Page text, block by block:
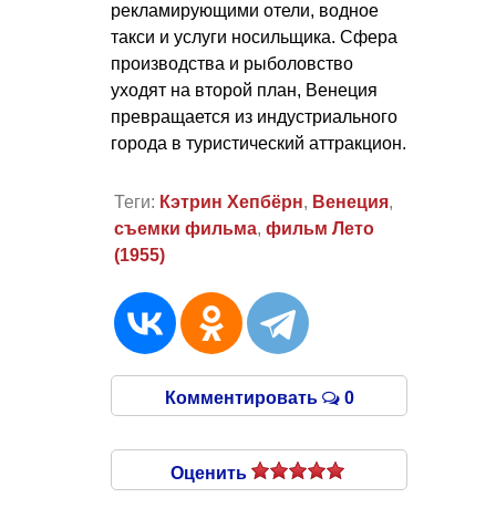
рекламирующими отели, водное
такси и услуги носильщика. Сфера
производства и рыболовство
уходят на второй план, Венеция
превращается из индустриального
города в туристический аттракцион.
Теги: Кэтрин Хепбёрн, Венеция,
съемки фильма, фильм Лето
(1955)
Комментировать 0
Оценить